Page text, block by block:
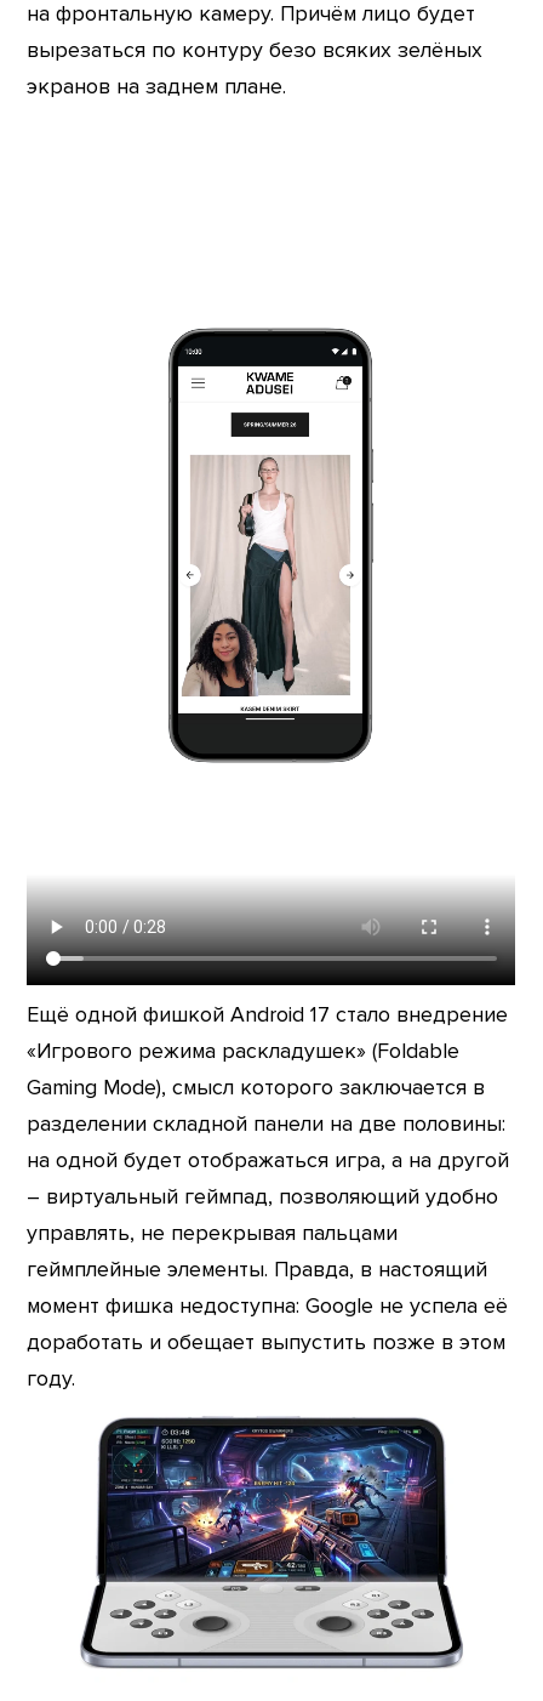
на фронтальную камеру. Причём лицо будет
вырезаться по контуру безо всяких зелёных
экранов на заднем плане.
Ещё одной фишкой Android 17 стало внедрение
«Игрового режима раскладушек» (Foldable
Gaming Mode), смысл которого заключается в
разделении складной панели на две половины:
на одной будет отображаться игра, а на другой
– виртуальный геймпад, позволяющий удобно
управлять, не перекрывая пальцами
геймплейные элементы. Правда, в настоящий
момент фишка недоступна: Google не успела её
доработать и обещает выпустить позже в этом
году.